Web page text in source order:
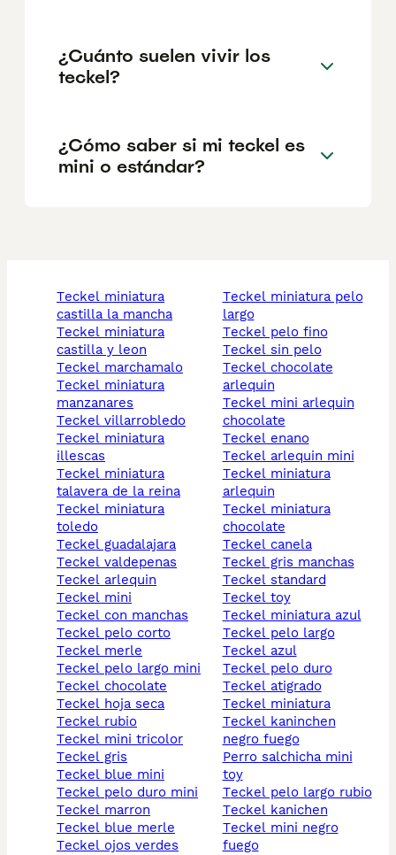
¿Cuánto suelen vivir los
teckel?
¿Cómo saber si mi teckel es
mini o estándar?
teckel miniatura
castilla la mancha
teckel miniatura
castilla y leon
teckel marchamalo
teckel miniatura
manzanares
teckel villarrobledo
teckel miniatura
illescas
teckel miniatura
talavera de la reina
teckel miniatura
toledo
teckel guadalajara
teckel valdepenas
teckel arlequin
teckel mini
teckel con manchas
teckel pelo corto
teckel merle
teckel pelo largo mini
teckel chocolate
teckel hoja seca
teckel rubio
teckel mini tricolor
teckel gris
teckel blue mini
teckel pelo duro mini
teckel marron
teckel blue merle
teckel ojos verdes
teckel miniatura pelo
largo
teckel pelo fino
teckel sin pelo
teckel chocolate
arlequin
teckel mini arlequin
chocolate
teckel enano
teckel arlequin mini
teckel miniatura
arlequin
teckel miniatura
chocolate
teckel canela
teckel gris manchas
teckel standard
teckel toy
teckel miniatura azul
teckel pelo largo
teckel azul
teckel pelo duro
teckel atigrado
teckel miniatura
teckel kaninchen
negro fuego
perro salchicha mini
toy
teckel pelo largo rubio
teckel kanichen
teckel mini negro
fuego